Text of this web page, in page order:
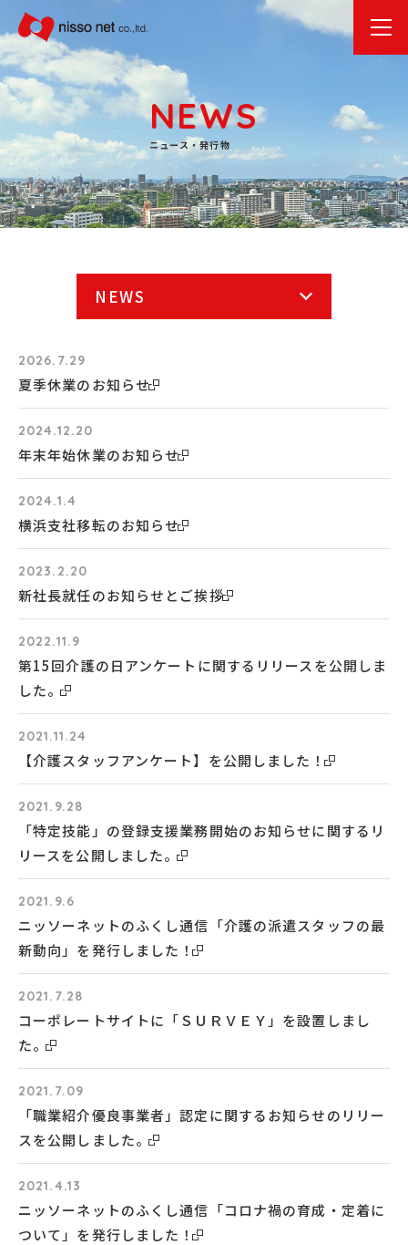
NEWS
ニュース・発行物
2026.7.29
夏季休業のお知らせ
2024.12.20
年末年始休業のお知らせ
2024.1.4
横浜支社移転のお知らせ
2023.2.20
新社長就任のお知らせとご挨拶
2022.11.9
第15回介護の日アンケートに関するリリースを公開しま
した。
2021.11.24
【介護スタッフアンケート】を公開しました！
2021.9.28
「特定技能」の登録支援業務開始のお知らせに関するリ
リースを公開しました。
2021.9.6
ニッソーネットのふくし通信「介護の派遣スタッフの最
新動向」を発行しました！
2021.7.28
コーポレートサイトに「ＳＵＲＶＥＹ」を設置しまし
た。
2021.7.09
「職業紹介優良事業者」認定に関するお知らせのリリー
スを公開しました。
2021.4.13
ニッソーネットのふくし通信「コロナ禍の育成・定着に
ついて」を発行しました！